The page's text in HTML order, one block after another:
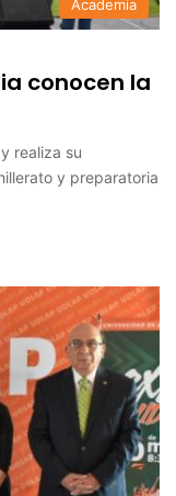
Academia
conocen la
realiza su
y preparatoria